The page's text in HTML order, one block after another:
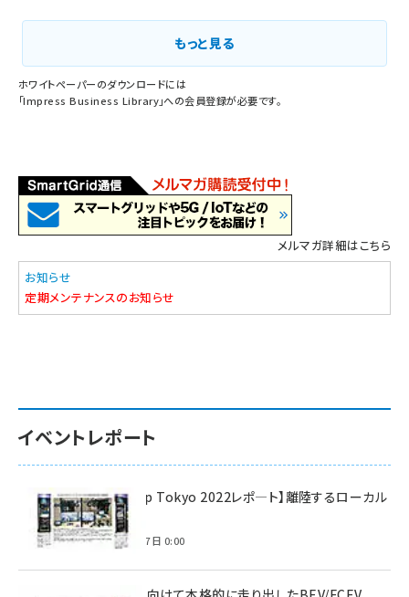
もっと見る
ホワイトペーパーのダウンロードには
「Impress Business Library」への会員登録が必要です。
メルマガ詳細はこちら
お知らせ
定期メンテナンスのお知らせ
イベントレポート
【Interop Tokyo 2022レポ—ト】離陸するローカル
5G！
2022年7月7日 0:00